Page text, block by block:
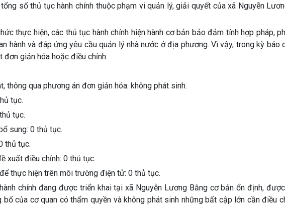
số thủ tục hành chính thuộc phạm vi quản lý, giải quyết của xã Nguyễn
thực hiện, các thủ tục hành chính hiện hành cơ bản bảo đảm tính hợp pháp,
hành và đáp ứng yêu cầu quản lý nhà nước ở địa phương. Vì vậy, trong kỳ báo
đơn giản hóa hoặc điều chỉnh.
thông qua phương án đơn giản hóa: không phát sinh.
tục.
tục.
sung: 0 thủ tục.
thủ tục.
xuất điều chỉnh: 0 thủ tục.
thực hiện trên môi trường điện tử: 0 thủ tục.
chính đang được triển khai tại xã Nguyễn Lương Bằng cơ bản ổn định,
của cơ quan có thẩm quyền và không phát sinh những bất cập lớn cần điều